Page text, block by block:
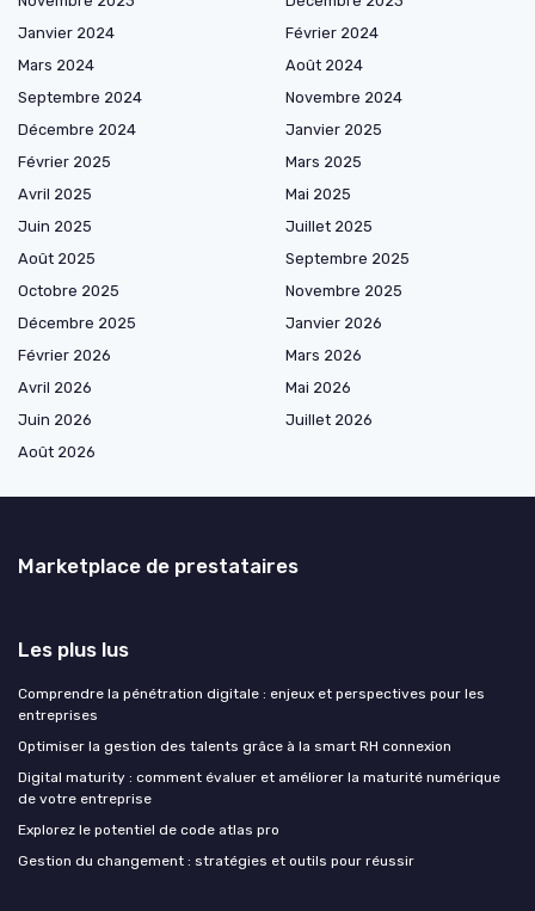
Janvier 2024
Février 2024
Mars 2024
Août 2024
Septembre 2024
Novembre 2024
Décembre 2024
Janvier 2025
Février 2025
Mars 2025
Avril 2025
Mai 2025
Juin 2025
Juillet 2025
Août 2025
Septembre 2025
Octobre 2025
Novembre 2025
Décembre 2025
Janvier 2026
Février 2026
Mars 2026
Avril 2026
Mai 2026
Juin 2026
Juillet 2026
Août 2026
Marketplace de prestataires
Les plus lus
Comprendre la pénétration digitale : enjeux et perspectives pour les
entreprises
Optimiser la gestion des talents grâce à la smart RH connexion
Digital maturity : comment évaluer et améliorer la maturité numérique
de votre entreprise
Explorez le potentiel de code atlas pro
Gestion du changement : stratégies et outils pour réussir